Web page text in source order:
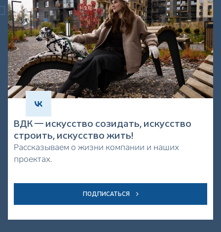
ВДК — искусство созидать, искусство
строить, искусство жить!
Рассказываем о жизни компании и наших
проектах.
ПОДПИСАТЬСЯ